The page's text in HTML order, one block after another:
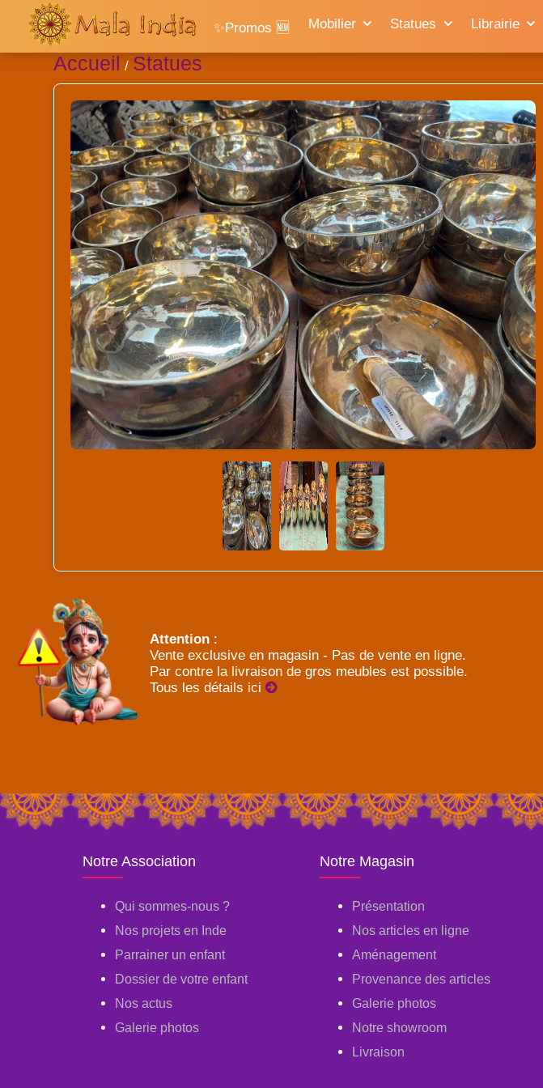
✨Promos 🆕 Mobilier Statues Librairie
Accueil / Statues
Attention :
Vente exclusive en magasin - Pas de vente en ligne.
Par contre la livraison de gros meubles est possible.
Tous les détails ici
Notre Association
Qui sommes-nous ?
Nos projets en Inde
Parrainer un enfant
Dossier de votre enfant
Nos actus
Galerie photos
Notre Magasin
Présentation
Nos articles en ligne
Aménagement
Provenance des articles
Galerie photos
Notre showroom
Livraison